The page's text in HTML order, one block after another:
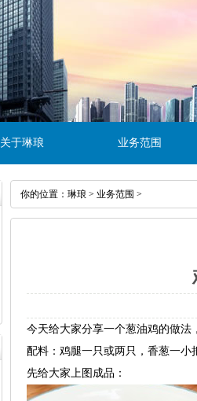
关于琳琅 业务范围
你的位置： 琳琅 > 业务范围 >
今天给大家分享一个葱油鸡的做
配料：鸡腿一只或两只，香葱一
先给大家上图成品：